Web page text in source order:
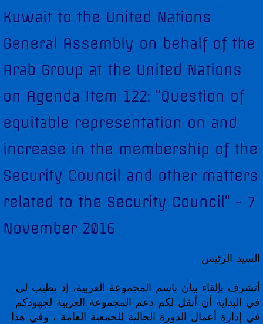
Kuwait in the Security Council
Security Council Statements
Security Council Statements - 2017
Security Council Statements - 2018
The Permanent Representative
Statements
UNGA High-Level Statements
UNGA 73 Statements
Kuwait to the United Nations
General Assembly on behalf of the
Arab Group at the United Nations
on Agenda Item 122: "Question of
equitable representation on and
increase in the membership of the
Security Council and other matters
related to the Security Council" - 7
November 2016
السيد الرئيس
أتشرف بإلقاء بيان باسم المجموعة العربية، إذ يطيب لي
في البداية أن أنقل لكم دعم المجموعة العربية لجهودكم
في إدارة أعمال الدورة الحالية للجمعية العامة ، وفي هذا